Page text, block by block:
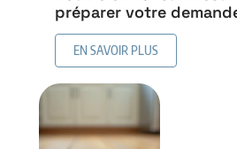
préparer votre
EN SAVOIR PLUS